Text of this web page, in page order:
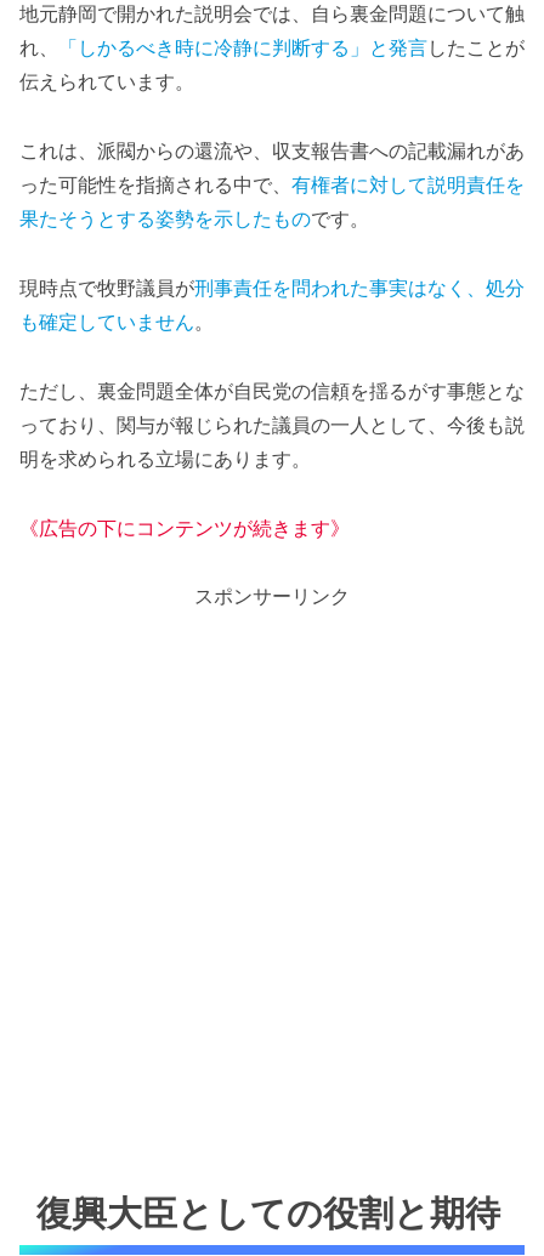
地元静岡で開かれた説明会では、自ら裏金問題について触
れ、
「しかるべき時に冷静に判断する」と発言したことが
伝えられています。
これは、派閥からの還流や、収支報告書への記載漏れがあ
った可能性を指摘される中で、 有権者に対して説明責任を
果たそうとする姿勢を示したものです。
現時点で牧野議員が刑事責任を問われた事実はなく、処分
も確定していません。
ただし、裏金問題全体が自民党の信頼を揺るがす事態とな
っており、関与が報じられた議員の一人として、今後も説
明を求められる立場にあります。
《広告の下にコンテンツが続きます》
スポンサーリンク
復興大臣としての役割と期待